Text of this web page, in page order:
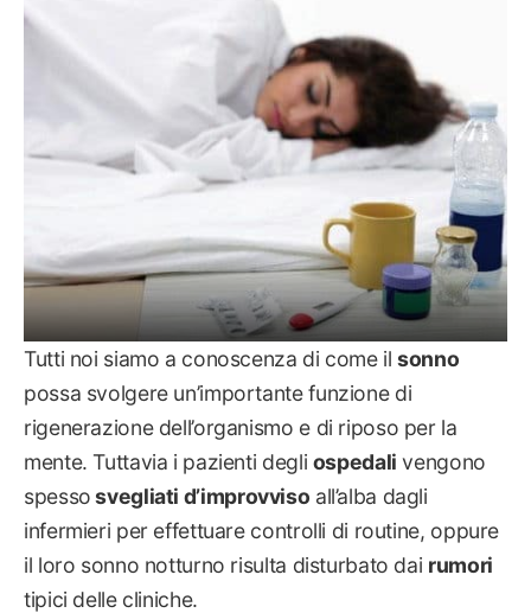
SALUTE
Tutti noi siamo a conoscenza di come ilsonno
possa svolgere un’importante funzione di
rigenerazione dell’organismo e di riposo per la
mente. Tuttavia i pazienti degli ospedali vengono
spessosvegliati d’improvviso all’alba dagli
infermieri per effettuare controlli di routine, oppure
il loro sonno notturno risulta disturbato dai rumori
tipici delle cliniche.